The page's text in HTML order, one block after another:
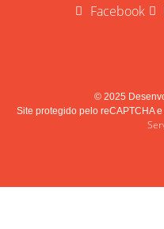
Facebook
© 2025
Site protegido pelo reCAPTCHA